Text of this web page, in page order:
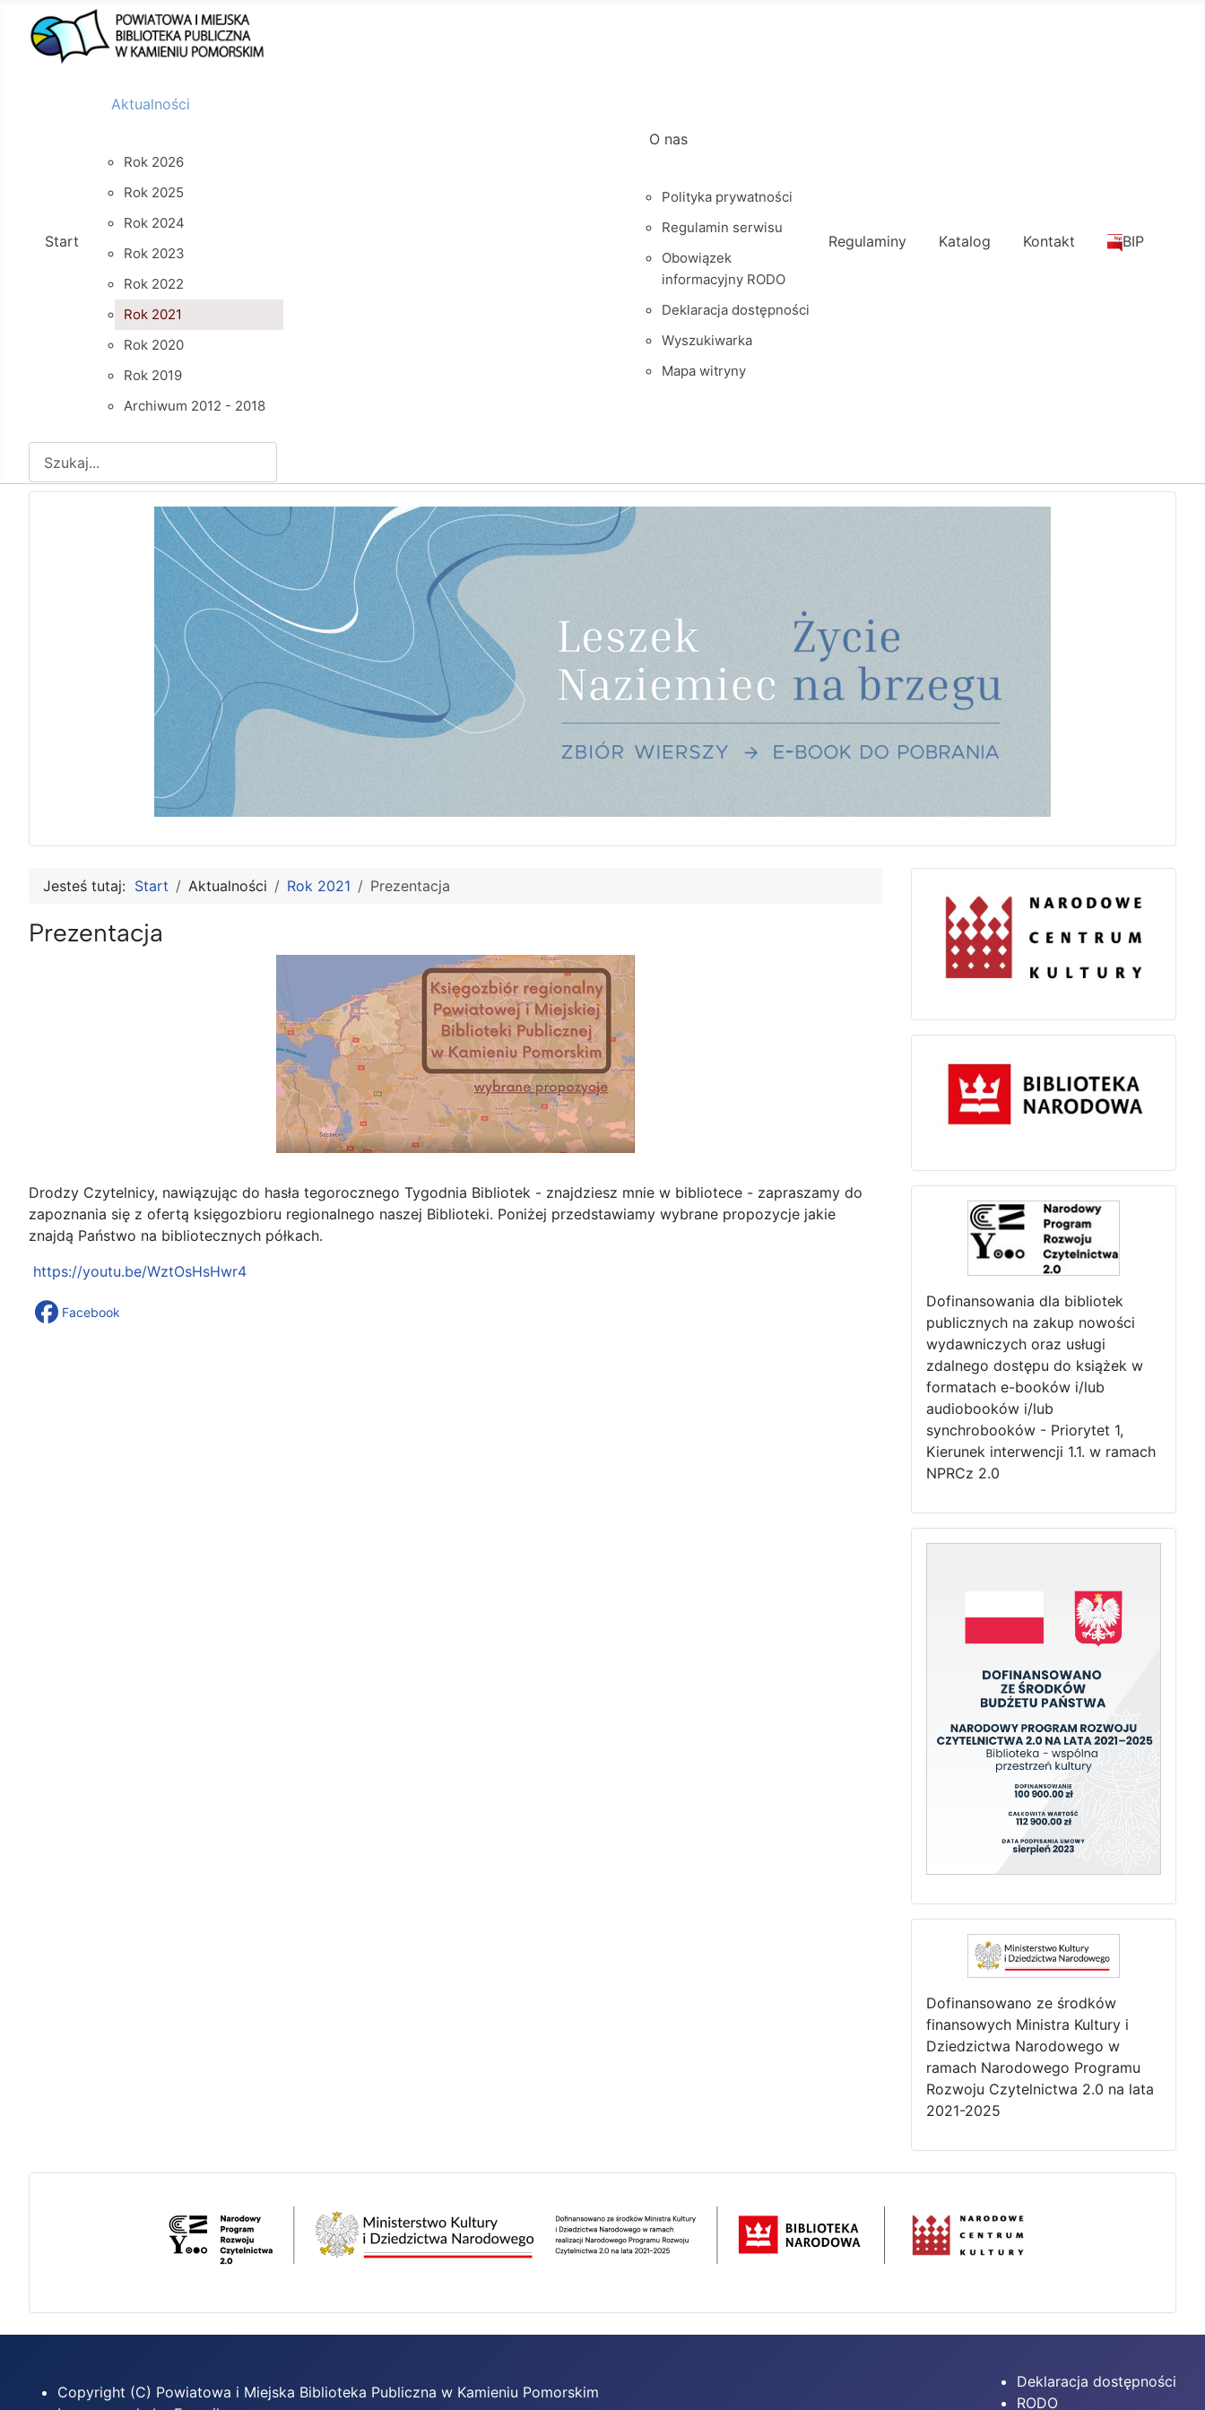
Start
Aktualności
Rok 2026
Rok 2025
Rok 2024
Rok 2023
Rok 2022
Rok 2021
Rok 2020
Rok 2019
Archiwum 2012 - 2018
O nas
Polityka prywatności
Regulamin serwisu
Obowiązek
informacyjny RODO
Deklaracja dostępności
Wyszukiwarka
Mapa witryny
Regulaminy Katalog Kontakt BIP
Jesteś tutaj: Start Aktualności Rok 2021 Prezentacja
Prezentacja
Drodzy Czytelnicy, nawiązując do hasła tegorocznego Tygodnia Bibliotek - znajdziesz mnie w bibliotece - zapraszamy do
zapoznania się z ofertą księgozbioru regionalnego naszej Biblioteki. Poniżej przedstawiamy wybrane propozycje jakie
znajdą Państwo na bibliotecznych półkach.
https://youtu.be/WztOsHsHwr4
Facebook
Dofinansowania dla bibliotek
publicznych na zakup nowości
wydawniczych oraz usługi
zdalnego dostępu do książek w
formatach e-booków i/lub
audiobooków i/lub
synchrobooków - Priorytet 1,
Kierunek interwencji 1.1. w ramach
NPRCz 2.0
Dofinansowano ze środków
finansowych Ministra Kultury i
Dziedzictwa Narodowego w
ramach Narodowego Programu
Rozwoju Czytelnictwa 2.0 na lata
2021-2025
Copyright (C) Powiatowa i Miejska Biblioteka Publiczna w Kamieniu Pomorskim
Deklaracja dostępności
RODO